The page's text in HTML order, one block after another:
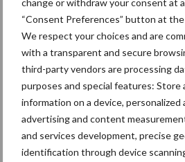
“Consent Preferences” button at
We respect your choices and are
with a transparent and secure
third-party vendors are processing
purposes and special features: Store
information on a device,
advertising and content
and services development, precise
identification through device
grillig:
geopolitiek
in de greep
De
onderschatte
voor mastitis